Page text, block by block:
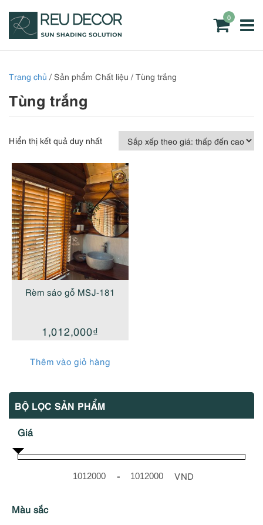
0
Trang chủ / Sản phẩm Chất liệu / Tùng trắng
Tùng trắng
Hiển thị kết quả duy nhất
Rèm sáo gỗ MSJ-181
1,012,000₫
Thêm vào giỏ hàng
BỘ LỌC SẢN PHẨM
Giá
Minimum Price
-
Maximum Price
VND
Màu sắc